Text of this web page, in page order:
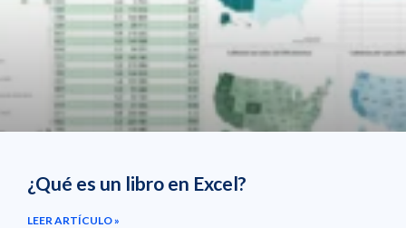
¿Qué es un libro en Excel?
LEER ARTÍCULO »